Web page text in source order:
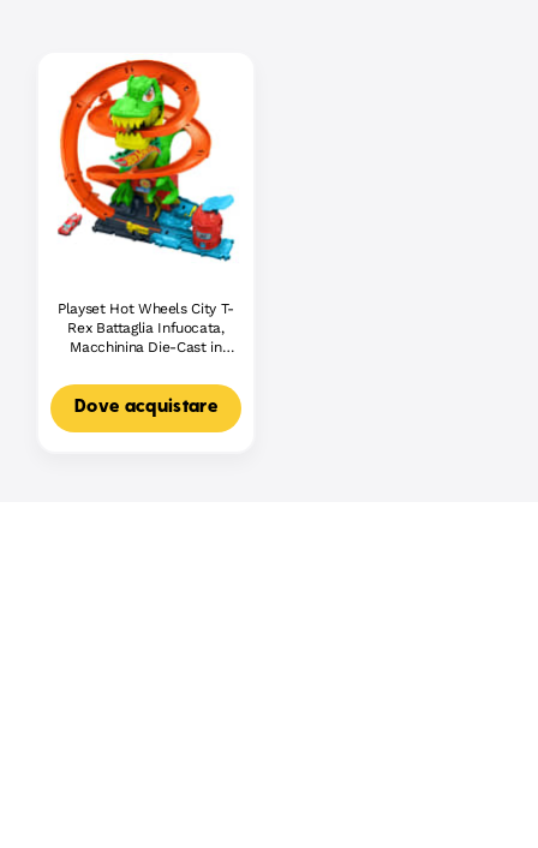
Playset Hot Wheels City T-
Rex Battaglia Infuocata,
Macchinina Die-Cast in
Nemico
Dove acquistare